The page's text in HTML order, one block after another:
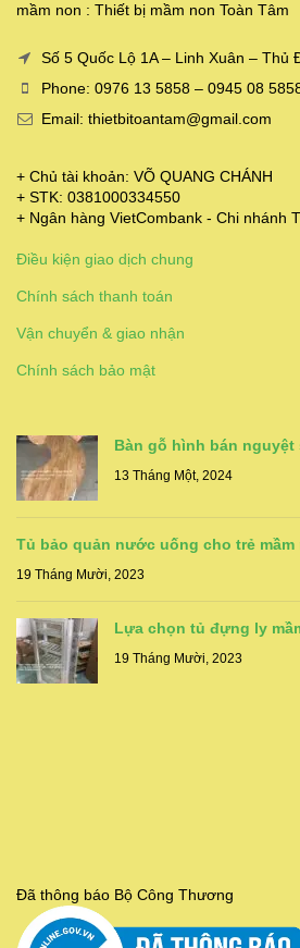
mầm non : Thiết bị mầm non Toàn Tâm
Số 5 Quốc Lộ 1A – Linh Xuân – Thủ
Phone: 0976 13 5858 – 0945 08
Email: thietbitoantam@gmail.com
+ Chủ tài khoản: VÕ QUANG CHÁNH
+ STK: 0381000334550
+ Ngân hàng VietCombank - Chi nhánh
Điều kiện giao dịch chung
Chính sách thanh toán
Vận chuyển & giao nhận
Chính sách bảo mật
Bàn gỗ hình bán nguyệt
13 Tháng Một, 2024
Tủ bảo quản nước uống cho trẻ mầm
19 Tháng Mười, 2023
Lựa chọn tủ đựng ly
19 Tháng Mười, 2023
Đã thông báo Bộ Công Thương